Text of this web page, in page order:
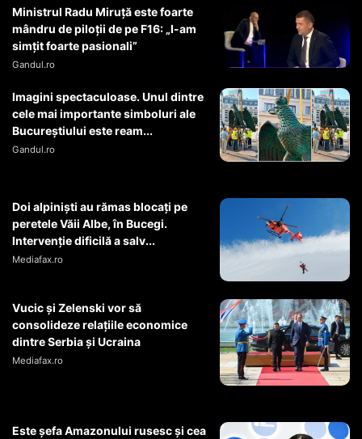
Ministrul Radu Miruţă este foarte
mândru de piloţii de pe F16: „I-am
simţit foarte pasionali”
Gandul.ro
Imagini spectaculoase. Unul dintre
cele mai importante simboluri ale
Bucureștiului este ream...
Gandul.ro
Doi alpiniști au rămas blocați pe
peretele Văii Albe, în Bucegi.
Intervenție dificilă a salv...
Mediafax.ro
Vucic și Zelenski vor să
consolideze relațiile economice
dintre Serbia și Ucraina
Mediafax.ro
Este șefa Amazonului rusesc și cea